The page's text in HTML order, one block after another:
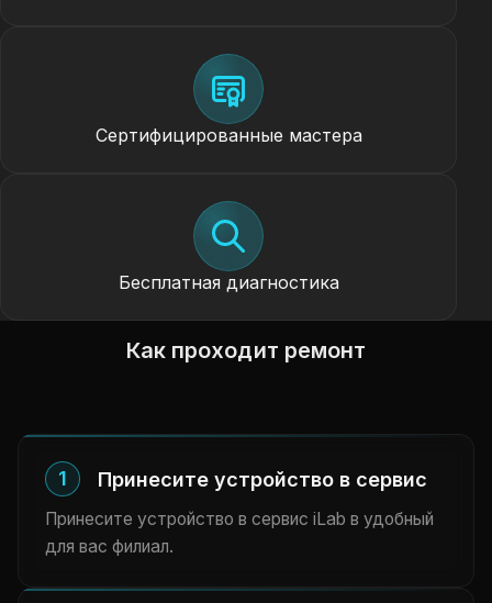
Сертифицированные мастера
Бесплатная диагностика
Как проходит ремонт
1 Принесите устройство в сервис
Принесите устройство в сервис iLab в удобный
для вас филиал.